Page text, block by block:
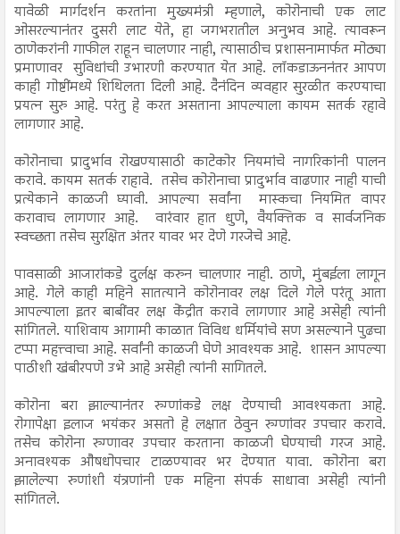
यावेळी मार्गदर्शन करतांना मुख्यमंत्री म्हणाले, कोरोनाची एक लाट
ओसरल्यानंतर दुसरी लाट येते, हा जगभरातील अनुभव आहे. त्यावरून
ठाणेकरांनी गाफील राहून चालणार नाही, त्यासाठीच प्रशासनामार्फत मोठ्या
प्रमाणावर सुविधांची उभारणी करण्यात येत आहे. लॉकडाऊननंतर आपण
काही गोष्टींमध्ये शिथिलता दिली आहे. दैनंदिन व्यवहार सुरळीत करण्याचा
प्रयत्न सुरु आहे. परंतु हे करत असताना आपल्याला कायम सतर्क रहावे
लागणार आहे.
कोरोनाचा प्रादुर्भाव रोखण्यासाठी काटेकोर नियमांचे नागरिकांनी पालन
करावे. कायम सतर्क राहावे. तसेच कोरोनाचा प्रादुर्भाव वाढणार नाही याची
प्रत्येकाने काळजी घ्यावी. आपल्या सर्वांना मास्कचा नियमित वापर
करावाच लागणार आहे. वारंवार हात धुणे, वैयक्तिक व सार्वजनिक
स्वच्छता तसेच सुरक्षित अंतर यावर भर देणे गरजेचे आहे.
पावसाळी आजारांकडे दुर्लक्ष करुन चालणार नाही. ठाणे, मुंबईला लागून
आहे. गेले काही महिने सातत्याने कोरोनावर लक्ष दिले गेले परंतू आता
आपल्याला इतर बाबींवर लक्ष केंद्रीत करावे लागणार आहे असेही त्यांनी
सांगितले. याशिवाय आगामी काळात विविध धर्मियांचे सण असल्याने पुढचा
टप्पा महत्त्वाचा आहे. सर्वांनी काळजी घेणे आवश्यक आहे. शासन आपल्या
पाठीशी खंबीरपणे उभे आहे असेही त्यांनी सागितले.
कोरोना बरा झाल्यानंतर रुग्णांकडे लक्ष देण्याची आवश्यकता आहे.
रोगापेक्षा इलाज भयंकर असतो हे लक्षात ठेवुन रुग्णांवर उपचार करावे.
तसेच कोरोना रुग्णावर उपचार करताना काळजी घेण्याची गरज आहे.
अनावश्यक औषधोपचार टाळण्यावर भर देण्यात यावा. कोरोना बरा
झालेल्या रुणांशी यंत्रणांनी एक महिना संपर्क साधावा असेही त्यांनी
सांगितले.